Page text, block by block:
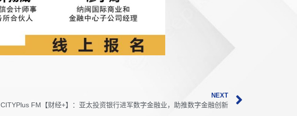
NEXT
CITYPlus FM【财经+】：亚太投资银行进军数字金融业，助推数字金融创新